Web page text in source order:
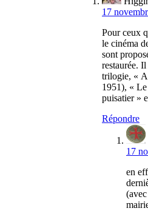
17
Pour ceux
le cinéma
sont
restaurée.
trilogie, «
1951), «
puisatier »
Répondre
17
en